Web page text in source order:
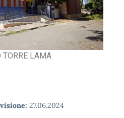
TORRE LAMA
27.06.2024